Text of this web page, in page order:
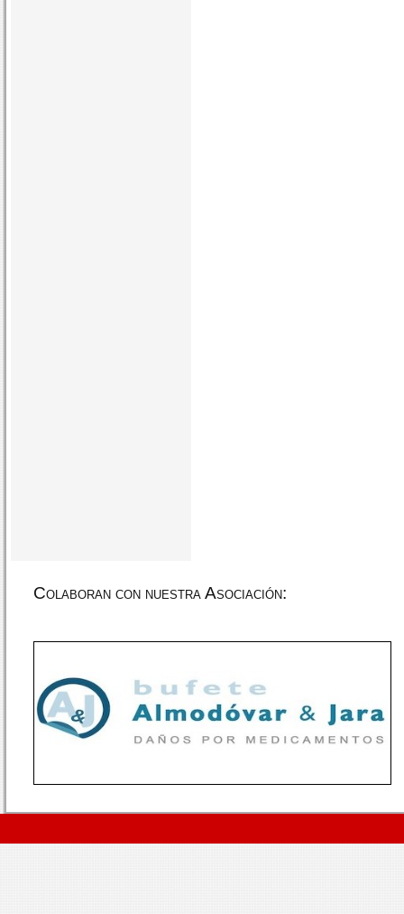
Colaboran con nuestra Asociación: